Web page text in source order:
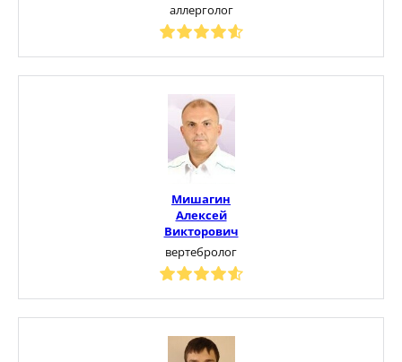
аллерголог
Мишагин
Алексей
Викторович
вертебролог